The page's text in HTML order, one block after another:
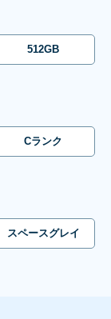
512GB
Cランク
スペースグレイ